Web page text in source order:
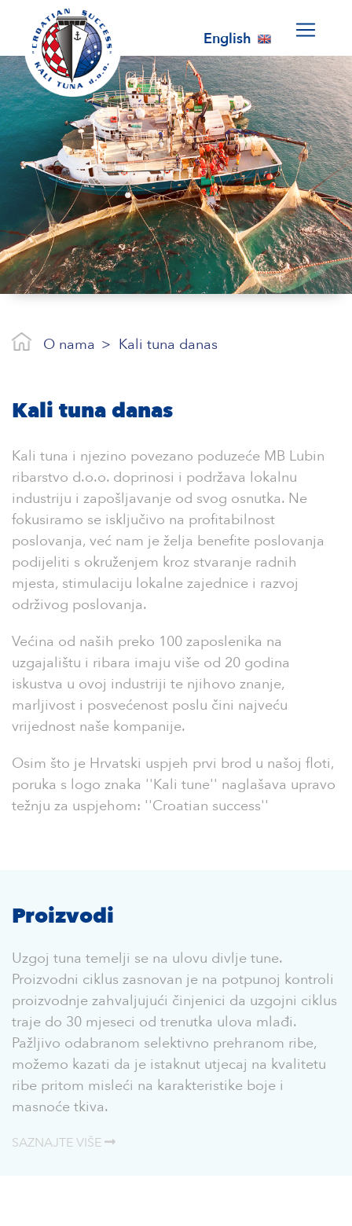
English
O nama Kali tuna danas
Kali tuna danas
Kali tuna i njezino povezano poduzeće MB Lubin
ribarstvo d.o.o. doprinosi i podržava lokalnu
industriju i zapošljavanje od svog osnutka. Ne
fokusiramo se isključivo na profitabilnost
poslovanja, već nam je želja benefite poslovanja
podijeliti s okruženjem kroz stvaranje radnih
mjesta, stimulaciju lokalne zajednice i razvoj
održivog poslovanja.
Većina od naših preko 100 zaposlenika na
uzgajalištu i ribara imaju više od 20 godina
iskustva u ovoj industriji te njihovo znanje,
marljivost i posvećenost poslu čini najveću
vrijednost naše kompanije.
Osim što je Hrvatski uspjeh prvi brod u našoj floti,
poruka s logo znaka ''Kali tune'' naglašava upravo
težnju za uspjehom: ''Croatian success''
Proizvodi
Uzgoj tuna temelji se na ulovu divlje tune.
Proizvodni ciklus zasnovan je na potpunoj kontroli
proizvodnje zahvaljujući činjenici da uzgojni ciklus
traje do 30 mjeseci od trenutka ulova mlađi.
Pažljivo odabranom selektivno prehranom ribe,
možemo kazati da je istaknut utjecaj na kvalitetu
ribe pritom misleći na karakteristike boje i
masnoće tkiva.
SAZNAJTE VIŠE